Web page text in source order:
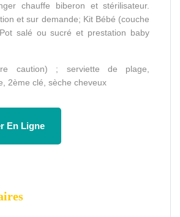
chauffe biberon et stérilisateur.
et sur demande; Kit Bébé (couche
salé ou sucré et prestation baby
caution) ; serviette de plage,
2ème clé, sèche cheveux
En Ligne